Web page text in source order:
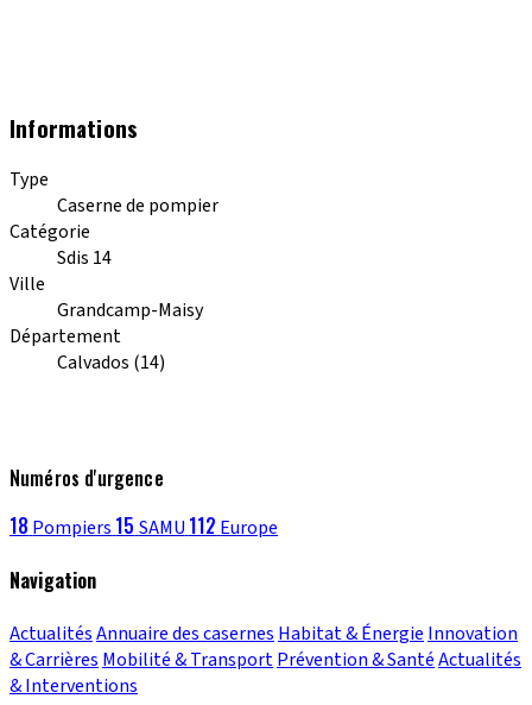
Informations
Type
Caserne de pompier
Catégorie
Sdis 14
Ville
Grandcamp-Maisy
Département
Calvados (14)
Numéros d'urgence
18 Pompiers 15 SAMU 112 Europe
Navigation
ActualitésAnnuaire des casernes Habitat & Énergie Innovation
& Carrières Mobilité & TransportPrévention & SantéActualités
& Interventions